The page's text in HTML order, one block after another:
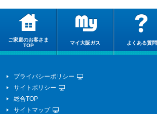
ご家庭のお客さま
TOP
マイ大阪ガス よくある質問
プライバシーポリシー
サイトポリシー
総合TOP
サイトマップ